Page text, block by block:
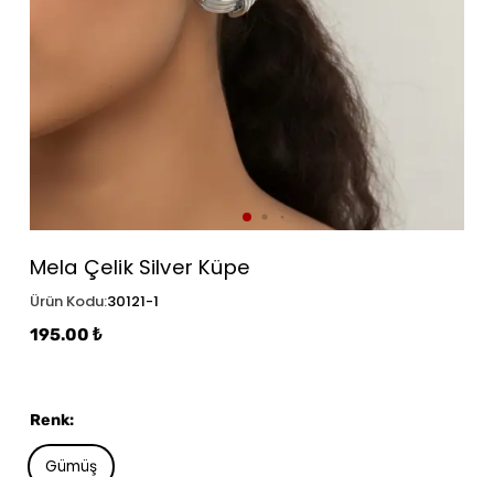
Mela Çelik Silver Küpe
Ürün Kodu:30121-1
195.00 ₺
Renk:
Gümüş